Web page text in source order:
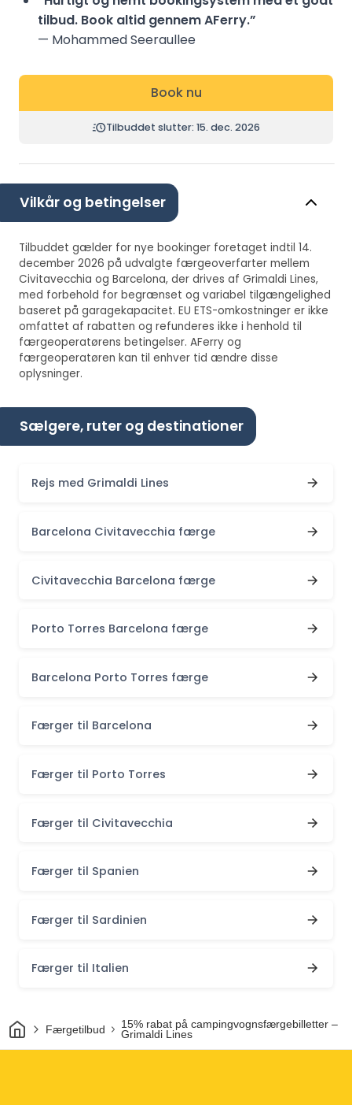
tilbud. Book altid gennem AFerry.”
— Mohammed Seeraullee
Book nu
Tilbuddet slutter: 15. dec. 2026
Vilkår og betingelser
Tilbuddet gælder for nye bookinger foretaget indtil 14.
december 2026 på udvalgte færgeoverfarter mellem
Civitavecchia og Barcelona, der drives af Grimaldi Lines,
med forbehold for begrænset og variabel tilgængelighed
baseret på garagekapacitet. EU ETS-omkostninger er ikke
omfattet af rabatten og refunderes ikke i henhold til
færgeoperatørens betingelser. AFerry og
færgeoperatøren kan til enhver tid ændre disse
oplysninger.
Sælgere, ruter og destinationer
Rejs med Grimaldi Lines
Barcelona Civitavecchia færge
Civitavecchia Barcelona færge
Porto Torres Barcelona færge
Barcelona Porto Torres færge
Færger til Barcelona
Færger til Porto Torres
Færger til Civitavecchia
Færger til Spanien
Færger til Sardinien
Færger til Italien
HjemFærgetilbud
15% rabat på campingvognsfærgebilletter –
Grimaldi Lines